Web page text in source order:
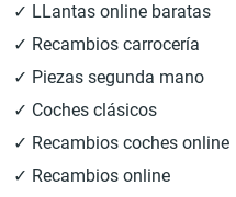
✓ LLantas online baratas
✓ Recambios carrocería
✓ Piezas segunda mano
✓ Coches clásicos
✓ Recambios coches online
✓ Recambios online